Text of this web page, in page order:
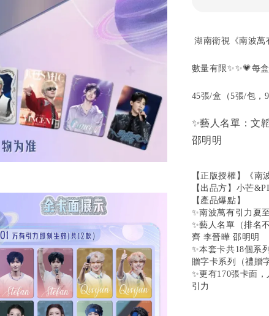
湖南衛視《南波萬
數量有限✨✨💗每
45張/盒（5張/包，
✨藝人名單：文
邵明明
【正版授權】《南
【出品方】小芒
【產品爆點】
✨南波萬有引力夏
✨藝人名單（排名
齊 李晉曄 邵明明
✨本套卡共18個系
贈字卡系列（禮贈
✨更有170張卡面
引力